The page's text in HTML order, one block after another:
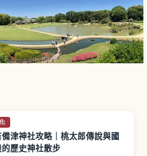
備津神社攻略｜桃太郎傳說與國
的歷史神社散步